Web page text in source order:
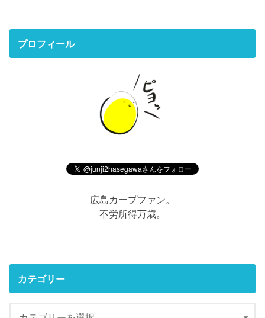
プロフィール
広島カープファン。
不労所得万歳。
カテゴリー